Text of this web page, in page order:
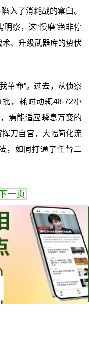
入了消耗战的窠臼。
察，这“慢磨”绝非停
、升级武器库的蛰伏
革命”。过去，从侦察
，耗时动辄48-72小
焉能适应瞬息万变的
刀自宫，大幅简化流
，如同打通了任督二
下一页